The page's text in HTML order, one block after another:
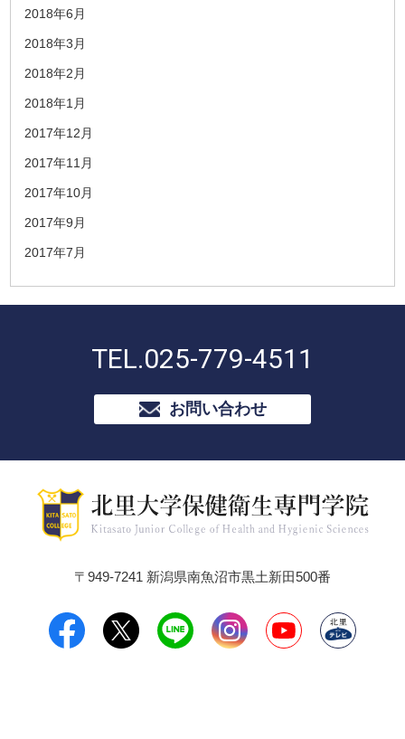
2018年6月
2018年3月
2018年2月
2018年1月
2017年12月
2017年11月
2017年10月
2017年9月
2017年7月
TEL.025-779-4511
お問い合わせ
〒949-7241 新潟県南魚沼市黒土新田500番